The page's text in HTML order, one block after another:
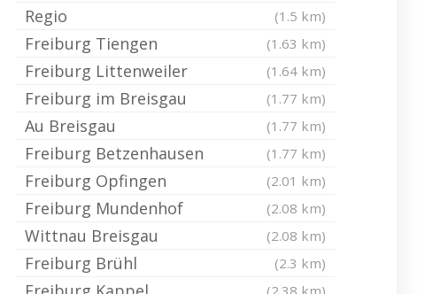
Regio (1.5 km)
Freiburg Tiengen (1.63 km)
Freiburg Littenweiler (1.64 km)
Freiburg im Breisgau (1.77 km)
Au Breisgau (1.77 km)
Freiburg Betzenhausen (1.77 km)
Freiburg Opfingen (2.01 km)
Freiburg Mundenhof (2.08 km)
Wittnau Breisgau (2.08 km)
Freiburg Brühl (2.3 km)
(2.38 km)